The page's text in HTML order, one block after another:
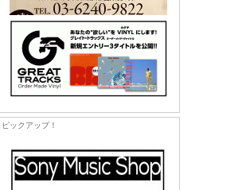
ピックアップ！